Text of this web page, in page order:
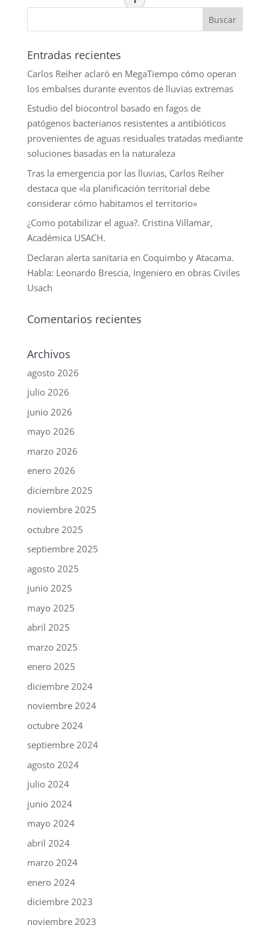
Entradas recientes
Carlos Reiher aclaró en MegaTiempo cómo operan
los embalses durante eventos de lluvias extremas
Estudio del biocontrol basado en fagos de
patógenos bacterianos resistentes a antibióticos
provenientes de aguas residuales tratadas mediante
soluciones basadas en la naturaleza
Tras la emergencia por las lluvias, Carlos Reiher
destaca que «la planificación territorial debe
considerar cómo habitamos el territorio»
¿Como potabilizar el agua?. Cristina Villamar,
Académica USACH.
Declaran alerta sanitaria en Coquimbo y Atacama.
Habla: Leonardo Brescia, Ingeniero en obras Civiles
Usach
Comentarios recientes
Archivos
agosto 2026
julio 2026
junio 2026
mayo 2026
marzo 2026
enero 2026
diciembre 2025
noviembre 2025
octubre 2025
septiembre 2025
agosto 2025
junio 2025
mayo 2025
abril 2025
marzo 2025
enero 2025
diciembre 2024
noviembre 2024
octubre 2024
septiembre 2024
agosto 2024
julio 2024
junio 2024
mayo 2024
abril 2024
marzo 2024
enero 2024
diciembre 2023
noviembre 2023